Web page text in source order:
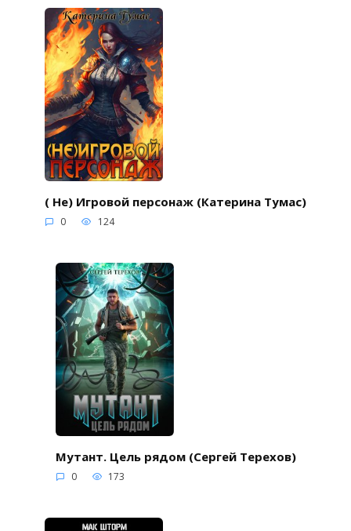
( Не) Игровой персонаж (Катерина Тумас)
0 124
Мутант. Цель рядом (Сергей Терехов)
0 173